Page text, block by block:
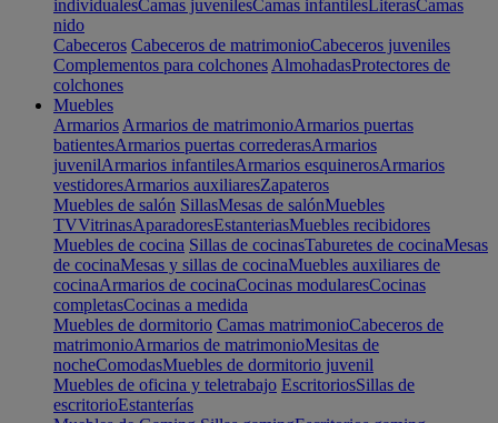
individualesCamas juvenilesCamas infantilesLiterasCamas
nido
Cabeceros Cabeceros de matrimonioCabeceros juveniles
Complementos para colchones AlmohadasProtectores de
colchones
Muebles
Armarios Armarios de matrimonioArmarios puertas
batientesArmarios puertas correderasArmarios
juvenilArmarios infantilesArmarios esquinerosArmarios
vestidoresArmarios auxiliaresZapateros
Muebles de salón SillasMesas de salónMuebles
TVVitrinasAparadoresEstanteriasMuebles recibidores
Muebles de cocina Sillas de cocinasTaburetes de cocinaMesas
de cocinaMesas y sillas de cocinaMuebles auxiliares de
cocinaArmarios de cocinaCocinas modularesCocinas
completasCocinas a medida
Muebles de dormitorio Camas matrimonioCabeceros de
matrimonioArmarios de matrimonioMesitas de
nocheComodasMuebles de dormitorio juvenil
Muebles de oficina y teletrabajo EscritoriosSillas de
escritorioEstanterías